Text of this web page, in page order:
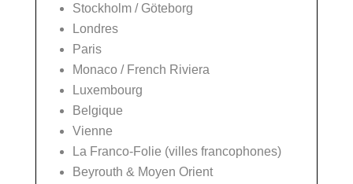
Stockholm / Göteborg
Londres
Paris
Monaco / French Riviera
Luxembourg
Belgique
Vienne
La Franco-Folie (villes francophones)
Beyrouth & Moyen Orient